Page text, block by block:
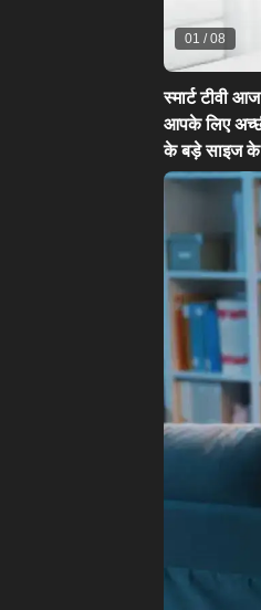
01 /08
स्मार्ट टीवी
आपके लिए
के बड़े साइज के